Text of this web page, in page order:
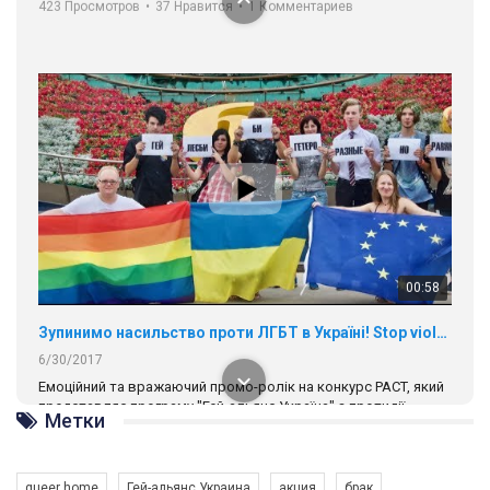
Разом наш голос лунає гучніше!
00:58
Зупинимо насильство проти ЛГБТ в Україні! Stop violence against LGBT in Ukraine!
6/30/2017
представляє програму "Гей-альянс Україна" з протидії
насильству проти ЛГБТ в Україні.
Ми просимо вашої підтримки, щоб реалізувати нашу
програму з боротьби з насильством проти ЛГБТ в Україні.
відео.
1.9K Просмотров 226 Нравится •
Метки